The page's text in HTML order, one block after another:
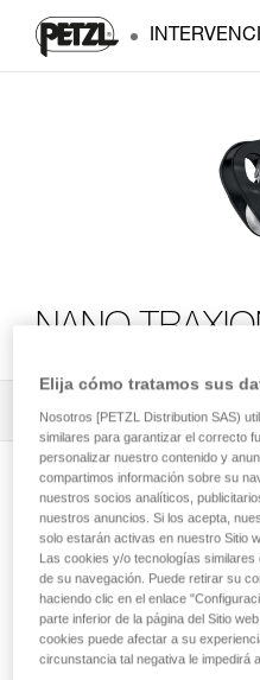
NANO
Todos los contenidos
Ensayos de eficacia
polipastos con
TRAXION,
Elija cómo tratamos sus
Nosotros [PETZL Distribution SAS)
similares para garantizar el correcto
personalizar nuestro contenido y
compartimos información sobre su
nuestros socios analíticos,
nuestros anuncios. Si los acepta,
solo estarán activas en nuestro Sitio
Las cookies y/o tecnologías
de su navegación. Puede retirar su
haciendo clic en el enlace
parte inferior de la página del Sitio
cookies puede afectar a su
circunstancia tal negativa le impedirá